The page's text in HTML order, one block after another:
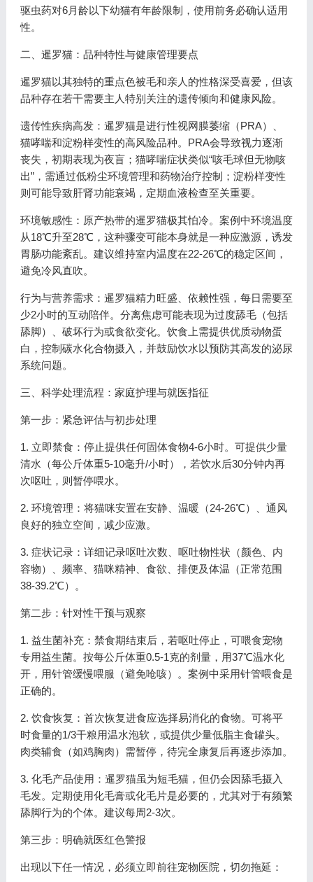
驱虫药对6月龄以下幼猫有年龄限制，使用前务必确认适用
性。
二、暹罗猫：品种特性与健康管理要点
暹罗猫以其独特的重点色被毛和亲人的性格深受喜爱，但该
品种存在若干需要主人特别关注的遗传倾向和健康风险。
遗传性疾病高发：暹罗猫是进行性视网膜萎缩（PRA）、
猫哮喘和淀粉样变性的高风险品种。PRA会导致视力逐渐
丧失，初期表现为夜盲；猫哮喘症状类似“咳毛球但无物咳
出”，需通过低粉尘环境管理和药物治疗控制；淀粉样变性
则可能导致肝肾功能衰竭，定期血液检查至关重要。
环境敏感性：原产热带的暹罗猫极其怕冷。案例中环境温度
从18℃升至28℃，这种骤变可能本身就是一种应激源，诱发
胃肠功能紊乱。建议维持室内温度在22-26℃的稳定区间，
避免冷风直吹。
行为与营养需求：暹罗猫精力旺盛、依赖性强，每日需要至
少2小时的互动陪伴。分离焦虑可能表现为过度舔毛（包括
舔脚）、破坏行为或食欲变化。饮食上需提供优质动物蛋
白，控制碳水化合物摄入，并鼓励饮水以预防其高发的泌尿
系统问题。
三、科学处理流程：家庭护理与就医指征
第一步：紧急评估与初步处理
1. 立即禁食：停止提供任何固体食物4-6小时。可提供少量
清水（每公斤体重5-10毫升/小时），若饮水后30分钟内再
次呕吐，则暂停喂水。
2. 环境管理：将猫咪安置在安静、温暖（24-26℃）、通风
良好的独立空间，减少应激。
3. 症状记录：详细记录呕吐次数、呕吐物性状（颜色、内
容物）、频率、猫咪精神、食欲、排便及体温（正常范围
38-39.2℃）。
第二步：针对性干预与观察
1. 益生菌补充：禁食期结束后，若呕吐停止，可喂食宠物
专用益生菌。按每公斤体重0.5-1克的剂量，用37℃温水化
开，用针管缓慢喂服（避免呛咳）。案例中采用针管喂食是
正确的。
2. 饮食恢复：首次恢复进食应选择易消化的食物。可将平
时食量的1/3干粮用温水泡软，或提供少量低脂主食罐头。
肉类辅食（如鸡胸肉）需暂停，待完全康复后再逐步添加。
3. 化毛产品使用：暹罗猫虽为短毛猫，但仍会因舔毛摄入
毛发。定期使用化毛膏或化毛片是必要的，尤其对于有频繁
舔脚行为的个体。建议每周2-3次。
第三步：明确就医红色警报
出现以下任一情况，必须立即前往宠物医院，切勿拖延：